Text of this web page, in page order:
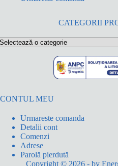
CATEGORII
CONTUL MEU
Urmareste comanda
Detalii cont
Comenzi
Adrese
Parolă pierdută
Copyright © 2026 - by